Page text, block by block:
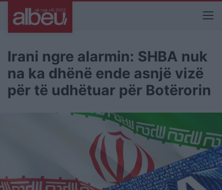
Irani ngre alarmin: SHBA nuk
na ka dhënë ende asnjë vizë
për të udhëtuar për Botërorin